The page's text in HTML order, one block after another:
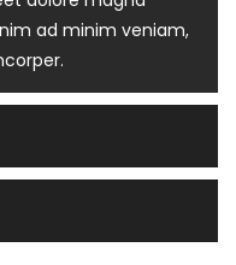
ad minim veniam,